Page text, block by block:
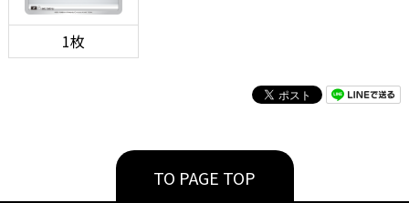
1枚
TO PAGE TOP